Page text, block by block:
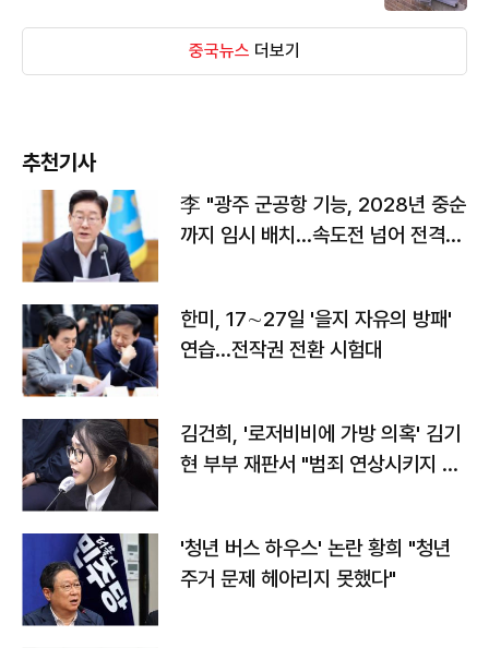
중국뉴스 더보기
추천기사
李 "광주 군공항 기능, 2028년 중순
까지 임시 배치…속도전 넘어 전격
한미, 17∼27일 '을지 자유의 방패'
연습…전작권 전환 시험대
김건희, '로저비비에 가방 의혹' 김기
현 부부 재판서 "범죄 연상시키지 말
'청년 버스 하우스' 논란 황희 "청년
주거 문제 헤아리지 못했다"